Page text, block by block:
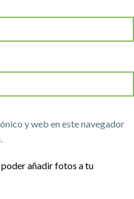
y web en este navegador
añadir fotos a tu